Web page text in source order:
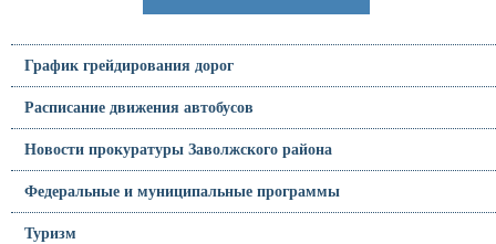
График грейдирования дорог
Расписание движения автобусов
Новости прокуратуры Заволжского района
Федеральные и муниципальные программы
Туризм